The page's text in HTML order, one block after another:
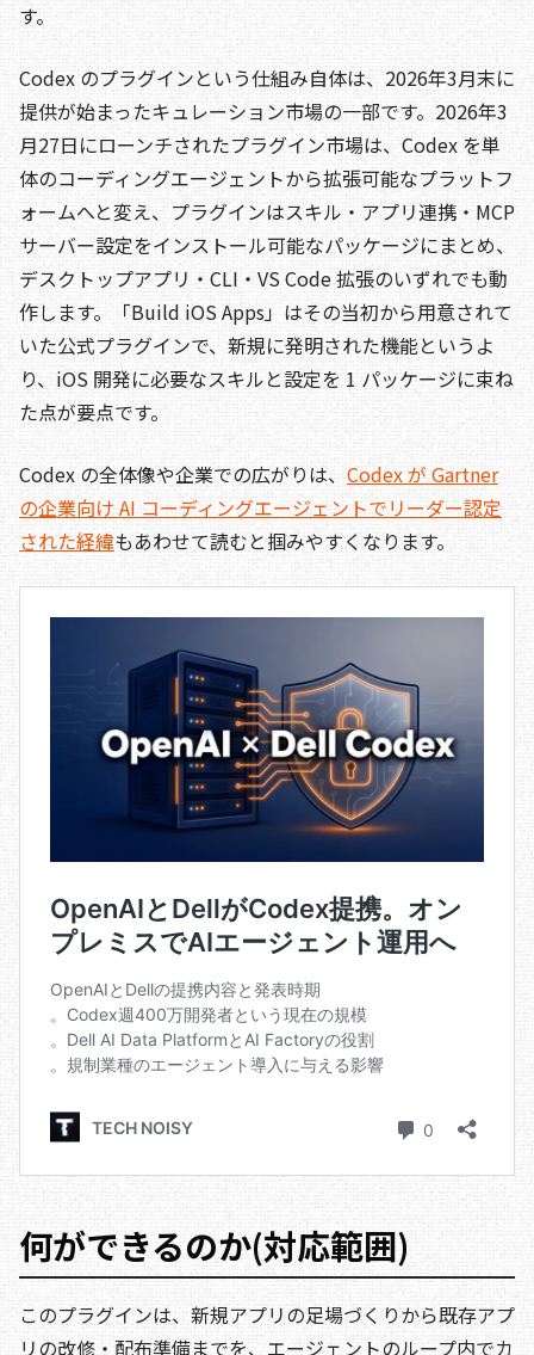
す。
Codex のプラグインという仕組み自体は、2026年3月末に
提供が始まったキュレーション市場の一部です。2026年3
月27日にローンチされたプラグイン市場は、Codex を単
体のコーディングエージェントから拡張可能なプラットフ
ォームへと変え、プラグインはスキル・アプリ連携・MCP
サーバー設定をインストール可能なパッケージにまとめ、
デスクトップアプリ・CLI・VS Code 拡張のいずれでも動
作します。「Build iOS Apps」はその当初から用意されて
いた公式プラグインで、新規に発明された機能というよ
り、iOS 開発に必要なスキルと設定を 1 パッケージに束ね
た点が要点です。
Codex の全体像や企業での広がりは、 Codex が Gartner
の企業向け AI コーディングエージェントでリーダー認定
された経緯もあわせて読むと掴みやすくなります。
何ができるのか(対応範囲)
このプラグインは、新規アプリの足場づくりから既存アプ
リの改修・配布準備までを、エージェントのループ内でカ